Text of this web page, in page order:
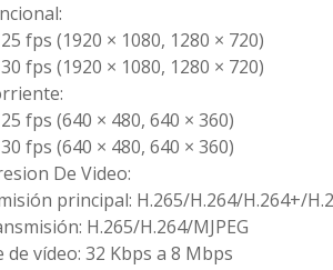
fps (1920 × 1080, 1280 × 720)
fps (1920 × 1080, 1280 × 720)
fps (640 × 480, 640 × 360)
fps (640 × 480, 640 × 360)
De Video:
principal: H.265/H.264/H.264+/
H.265/H.264/MJPEG
de vídeo: 32 Kbps a 8 Mbps